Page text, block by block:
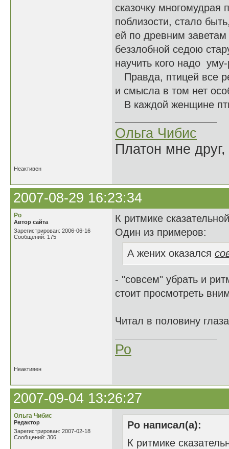
сказочку
поблизости, стало
ей по древним
беззлобной седою
научить кого надо
Правда, птицей все
и смысла в том нет
В каждой женщине
Ольга Чибис
Платон мне
Неактивен
2007-08-29 16:23:34
Ро
Автор сайта
Зарегистрирован: 2006-06-16
Сообщений: 175
К ритмике
Один из примеров:
А жених оказался
- "совсем" убрать и
стоит просмотреть
Читал в половину
Ро
Неактивен
2007-09-04 13:26:27
Ольга Чибис
Редактор
Зарегистрирован: 2007-02-18
Сообщений: 306
Ро написал(а):
К ритмике